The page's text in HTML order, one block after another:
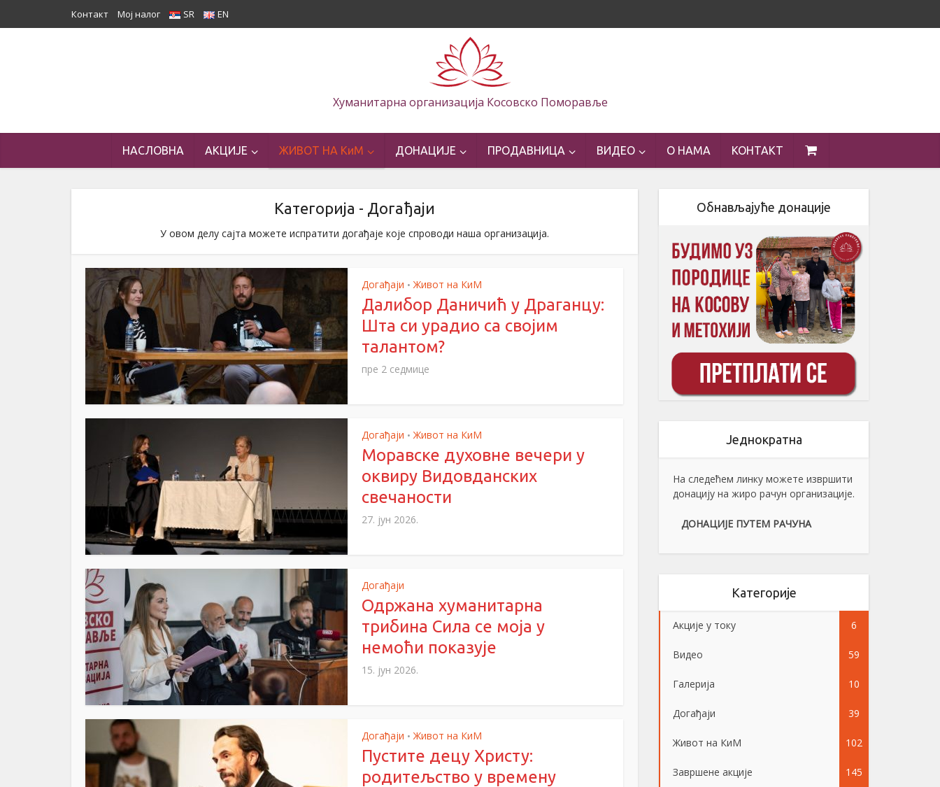
Контакт Мој налог SR EN
Хуманитарна организација Косовско Поморавље
НАСЛОВНА АКЦИЈЕ ЖИВОТ НА КиМ ДОНАЦИЈЕ ПРОДАВНИЦА ВИДЕО О НАМА КОНТАКТ
Категорија - Догађаји
У овом делу сајта можете испратити догађаје које спроводи наша организација.
Догађаји • Живот на КиМ
Далибор Даничић у Драганцу:
Шта си урадио са својим
талантом?
пре 2 седмице
Догађаји • Живот на КиМ
Моравске духовне вечери у
оквиру Видовданских
свечаности
27. јун 2026.
Догађаји
Одржана хуманитарна
трибина Сила се моја у
немоћи показује
15. јун 2026.
Догађаји • Живот на КиМ
Пустите децу Христу:
родитељство у времену
Обнављајуће донације
Једнократна
На следећем линку можете извршити
донацију на жиро рачун организације.
ДОНАЦИЈЕ ПУТЕМ РАЧУНА
Категорије
Акције у току 6
Видео 59
Галерија 10
Догађаји 39
Живот на КиМ 102
Завршене акције 145